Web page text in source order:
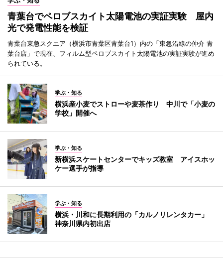
青葉台でペロブスカイト太陽電池の実証実験 屋内
光で発電性能を検証
青葉台東急スクエア（横浜市青葉区青葉台1）内の「東急沿線の仲介 青
葉台店」で現在、フィルム型ペロブスカイト太陽電池の実証実験が進め
られている。
学ぶ・知る
横浜産小麦でストローや麦茶作り 中川で「小麦の
学校」開催へ
学ぶ・知る
新横浜スケートセンターでキッズ教室 アイスホッ
ケー選手が指導
学ぶ・知る
横浜・川和に長期利用の「カルノリレンタカー」
神奈川県内初出店